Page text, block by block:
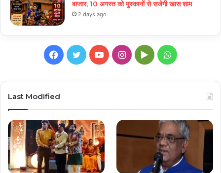
बाजार, 10 अगस्त को मुस्कानों से सजेगी खास शाम
2 days ago
Facebook
TwitterYouTubeInstagram
GoogleWhatsApp
Last Modified